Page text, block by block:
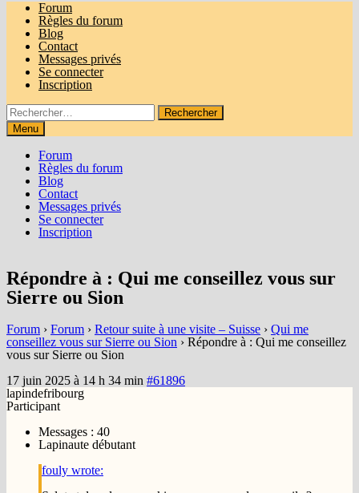
Forum
Règles du forum
Blog
Contact
Messages privés
Se connecter
Inscription
Rechercher :
Menu
Forum
Règles du forum
Blog
Contact
Messages privés
Se connecter
Inscription
Répondre à : Qui me conseillez vous sur
Sierre ou Sion
Forum › Forum › Retour suite à une visite – Suisse › Qui me
conseillez vous sur Sierre ou Sion › Répondre à : Qui me conseillez
vous sur Sierre ou Sion
17 juin 2025 à 14 h 34 min #61896
lapindefribourg
Participant
Messages : 40
Lapinaute débutant
fouly wrote: